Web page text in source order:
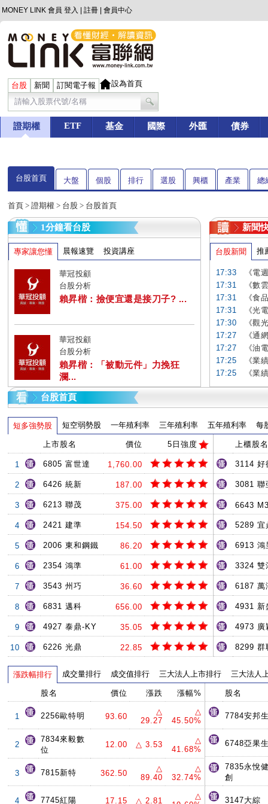
MONEY LINK 會員 登入 註冊 會員中心
台股 新聞 訂閱電子報 設為首頁
證期權 ETF 基金 國際 外匯 債券
台股首頁 大盤 個股 排行 選股 興櫃 產業 總
首頁 > 證期權 > 台股 > 台股首頁
1分鐘看台股
專家讓您懂 晨報速覽 投資講座
華冠投顧
台股分析
賴昇楷：撿便宜還是接刀子? ...
華冠投顧
台股分析
賴昇楷：「被動元件」力挽狂
瀾...
新聞
台股新聞 推
17:33
《電
17:31
《數
17:31
《食
17:31
《光
17:30
《觀
17:27
《通
17:27
《油
17:25
《業
17:25
《業
台股首頁
短多強勢股 短空弱勢股 一年殖利率 三年殖利率 五年殖利率 每
上市股名 價位 5日強度
1 6805 富世達 1,760.00
2 6426 統新 187.00
3 6213 聯茂 375.00
4 2421 建準 154.50
5 2006 東和鋼鐵 86.20
6 2354 鴻準 61.00
7 3543 州巧 36.60
8 6831 邁科 656.00
9 4927 泰鼎-KY 35.05
10 6226 光鼎 22.85
上櫃股名
3114 好
3081 聯
6643
5289 宜
6913 鴻
3324 雙
6187 萬
4931 新
4973 廣
8299 群
漲跌幅排行 成交量排行 成交值排行 三大法人上市排行 三大法人
股名 價位 漲跌 漲幅%
1 2256歐特明 93.60
△
29.27
△
45.50%
2
7834來毅數
位
12.00 △ 3.53
△
41.68%
3 7815新特 362.50
△
89.40
△
32.74%
4 7745紅陽 17.15 △ 2.81
△
股名
7784安邦
6748亞果
7835永悅
創
3147大綜